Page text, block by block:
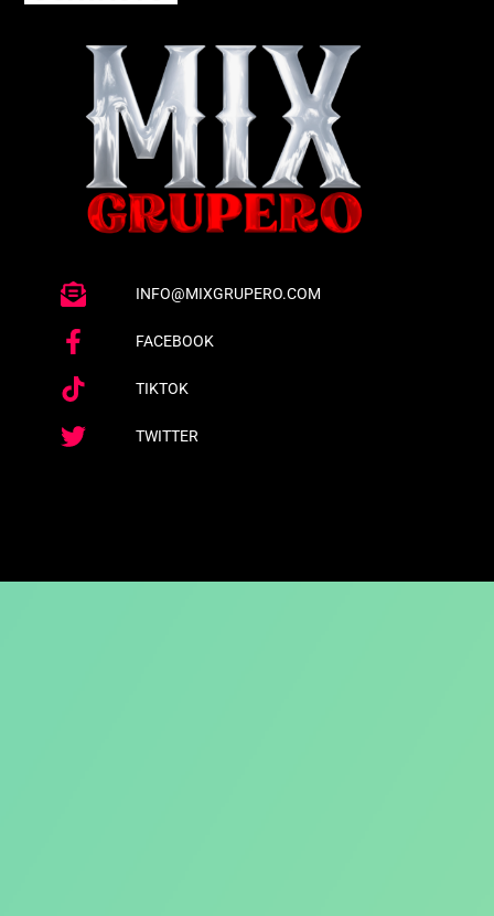
INFO@MIXGRUPERO.COM
FACEBOOK
TIKTOK
TWITTER